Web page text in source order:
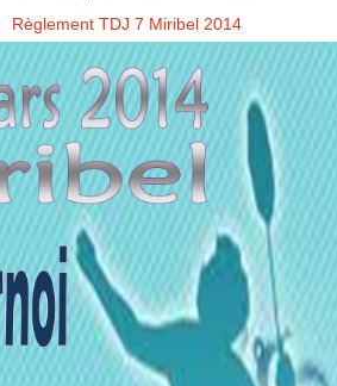
Règlement TDJ 7 Miribel 2014